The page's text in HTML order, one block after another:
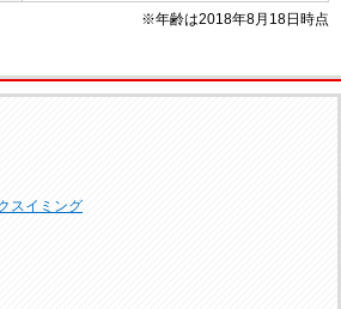
※年齢は2018年8月18日時点
スイミング